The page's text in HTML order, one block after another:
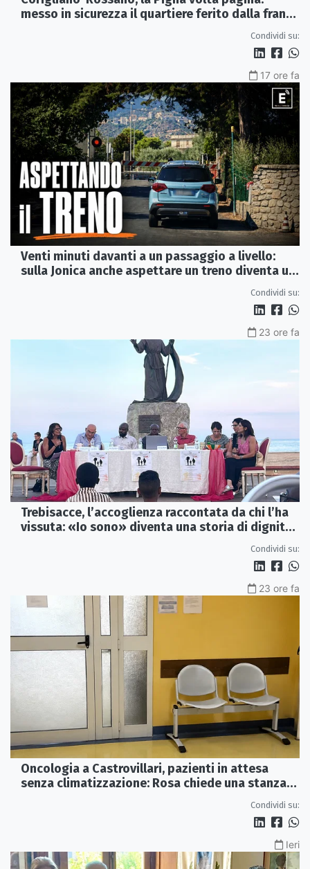
messo in sicurezza il quartiere ferito dalla frana
Condividi su:
17 ore fa
Venti minuti davanti a un passaggio a livello:
sulla Jonica anche aspettare un treno diventa un
Condividi su:
23 ore fa
Trebisacce, l’accoglienza raccontata da chi l’ha
vissuta: «Io sono» diventa una storia di dignità
Condividi su:
23 ore fa
Oncologia a Castrovillari, pazienti in attesa
senza climatizzazione: Rosa chiede una stanza
Condividi su:
Ieri